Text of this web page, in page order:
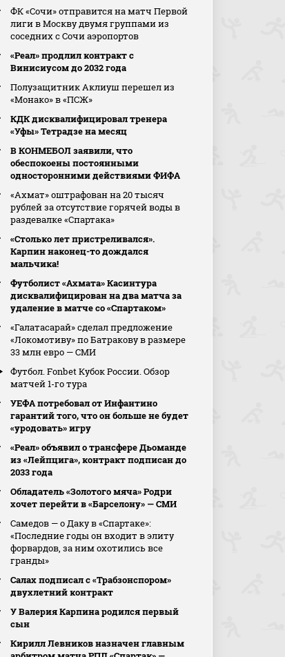
ФК «Сочи» отправится на матч Первой
лиги в Москву двумя группами из
соседних с Сочи аэропортов
«Реал» продлил контракт с
Винисиусом до 2032 года
Полузащитник Аклиуш перешел из
«Монако» в «ПСЖ»
КДК дисквалифицировал тренера
«Уфы» Тетрадзе на месяц
В КОНМЕБОЛ заявили, что
обеспокоены постоянными
односторонними действиями ФИФА
«Ахмат» оштрафован на 20 тысяч
рублей за отсутствие горячей воды в
раздевалке «Спартака»
«Столько лет пристреливался».
Карпин наконец-то дождался
мальчика!
Футболист «Ахмата» Касинтура
дисквалифицирован на два матча за
удаление в матче со «Спартаком»
«Галатасарай» сделал предложение
«Локомотиву» по Батракову в размере
33 млн евро — СМИ
Футбол. Fonbet Кубок России. Обзор
матчей 1-го тура
УЕФА потребовал от Инфантино
гарантий того, что он больше не будет
«уродовать» игру
«Реал» объявил о трансфере Дьоманде
из «Лейпцига», контракт подписан до
2033 года
Обладатель «Золотого мяча» Родри
хочет перейти в «Барселону» — СМИ
Самедов — о Даку в «Спартаке»:
«Последние годы он входит в элиту
форвардов, за ним охотились все
гранды»
Салах подписал с «Трабзонспором»
двухлетний контракт
У Валерия Карпина родился первый
сын
Кирилл Левников назначен главным